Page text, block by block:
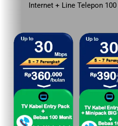
Internet + Line Telepon